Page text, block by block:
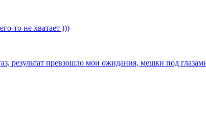
то не хватает )))
результат превзошло мои ожидания, мешки под